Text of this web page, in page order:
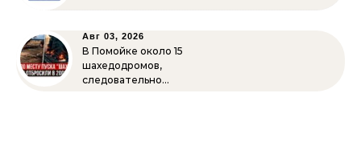
Авг 03, 2026
В Помойке около 15
шахедодромов,
следовательно…